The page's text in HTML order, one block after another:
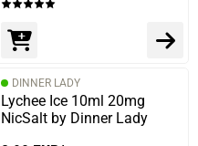
DINNER LADY
Lychee Ice 10ml 20mg
NicSalt by Dinner Lady